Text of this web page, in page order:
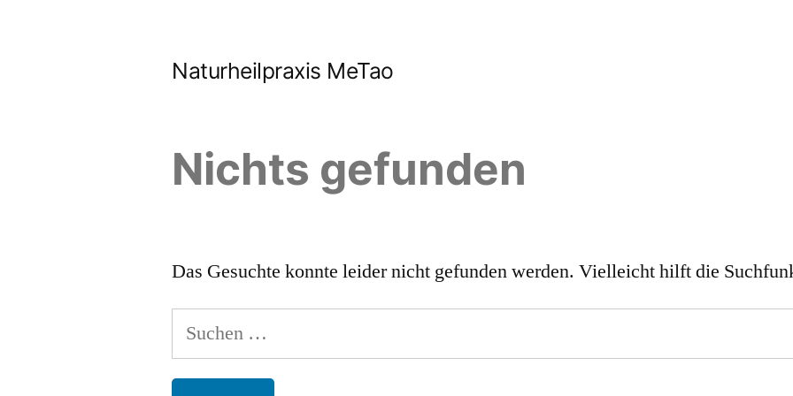
Naturheilpraxis MeTao
Nichts gefunden
Das Gesuchte konnte leider nicht gefunden werden. Vielleicht hilft die
Suchen
nach: